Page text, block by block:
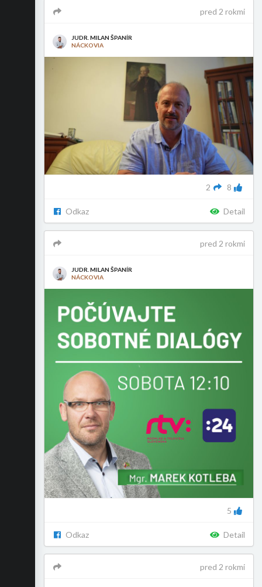
pred 2 rokmi
JUDR. MILAN ŠPANÍR
NÁCKOVIA
8
2
Odkaz Detail
pred 2 rokmi
JUDR. MILAN ŠPANÍR
NÁCKOVIA
5
Odkaz Detail
pred 2 rokmi